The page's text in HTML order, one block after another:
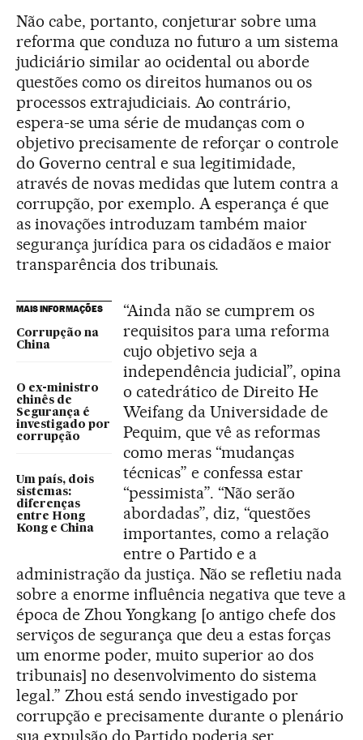
Não cabe, portanto, conjeturar sobre uma
reforma que conduza no futuro a um sistema
judiciário similar ao ocidental ou aborde
questões como os direitos humanos ou os
processos extrajudiciais. Ao contrário,
espera-se uma série de mudanças com o
objetivo precisamente de reforçar o controle
do Governo central e sua legitimidade,
através de novas medidas que lutem contra a
corrupção, por exemplo. A esperança é que
as inovações introduzam também maior
segurança jurídica para os cidadãos e maior
transparência dos tribunais.
MAIS INFORMAÇÕES
Corrupção na
China
O ex-ministro
chinês de
Segurança é
investigado por
corrupção
Um país, dois
sistemas:
diferenças
entre Hong
Kong e China
“Ainda não se cumprem os
requisitos para uma reforma
cujo objetivo seja a
independência judicial”, opina
o catedrático de Direito He
Weifang da Universidade de
Pequim, que vê as reformas
como meras “mudanças
técnicas” e confessa estar
“pessimista”. “Não serão
abordadas”, diz, “questões
importantes, como a relação
entre o Partido e a
administração da justiça. Não se refletiu nada
sobre a enorme influência negativa que teve a
época de Zhou Yongkang [o antigo chefe dos
serviços de segurança que deu a estas forças
um enorme poder, muito superior ao dos
tribunais] no desenvolvimento do sistema
legal.” Zhou está sendo investigado por
corrupção e precisamente durante o plenário
sua expulsão do Partido poderia ser